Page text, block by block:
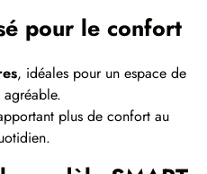
pour le confort
, idéales pour un espace de
agréable.
plus de confort au